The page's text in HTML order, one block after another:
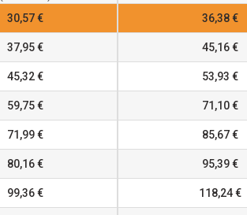
30,57 € 36,38 €
37,95 € 45,16 €
45,32 € 53,93 €
59,75 € 71,10 €
71,99 € 85,67 €
80,16 € 95,39 €
99,36 € 118,24 €